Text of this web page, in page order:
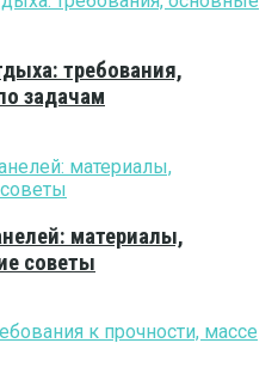
требования,
задачам
материалы,
советы